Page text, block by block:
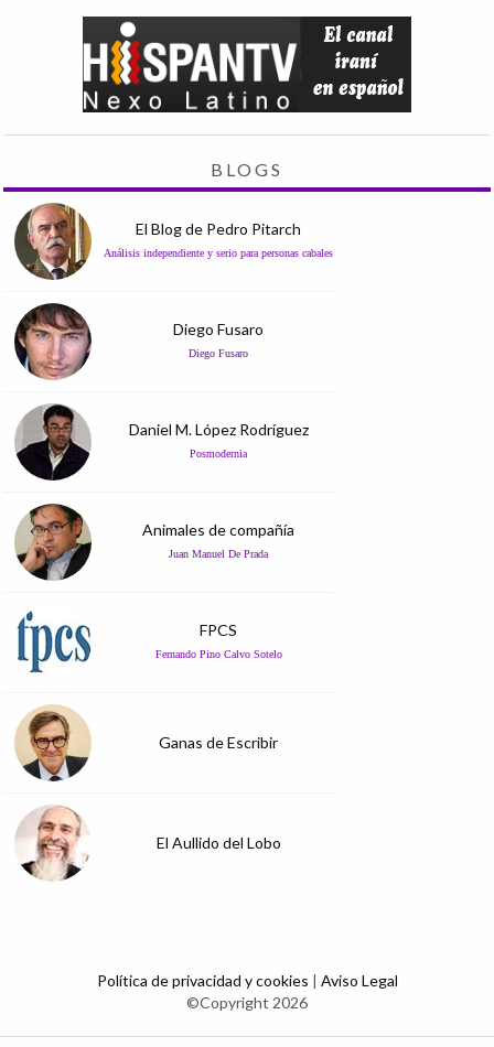
BLOGS
El Blog de Pedro Pitarch
Análisis independiente y serio para personas cabales
Diego Fusaro
Diego Fusaro
Daniel M. López Rodríguez
Posmodernia
Animales de compañía
Juan Manuel De Prada
FPCS
Fernando Pino Calvo Sotelo
Ganas de Escribir
El Aullido del Lobo
Política de privacidad y cookies | Aviso Legal
©Copyright 2026